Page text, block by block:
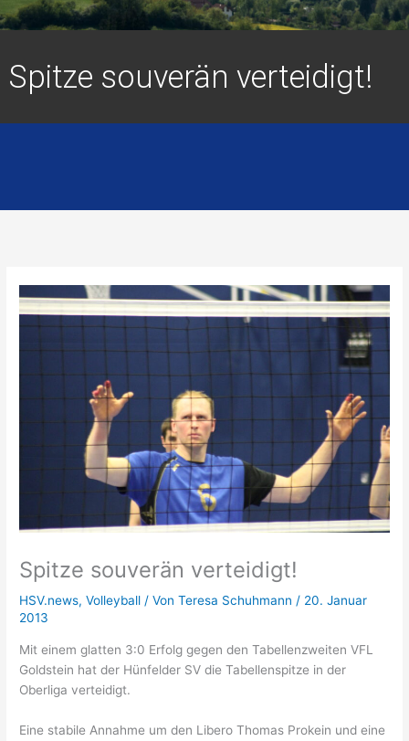
Spitze souverän verteidigt!
Spitze souverän verteidigt!
HSV.news,Volleyball / VonTeresa Schuhmann/ 20. Januar
2013
Mit einem glatten 3:0 Erfolg gegen den Tabellenzweiten VFL
Goldstein hat der Hünfelder SV die Tabellenspitze in der
Oberliga verteidigt.
Eine stabile Annahme um den Libero Thomas Prokein und eine